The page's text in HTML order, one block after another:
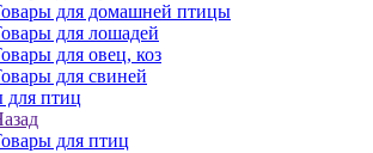
для домашней птицы
для лошадей
для овец, коз
для свиней
для птиц
для птиц